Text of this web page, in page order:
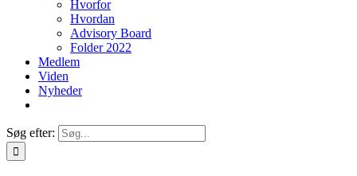
Hvorfor
Hvordan
Advisory Board
Folder 2022
Medlem
Viden
Nyheder
Søg efter: